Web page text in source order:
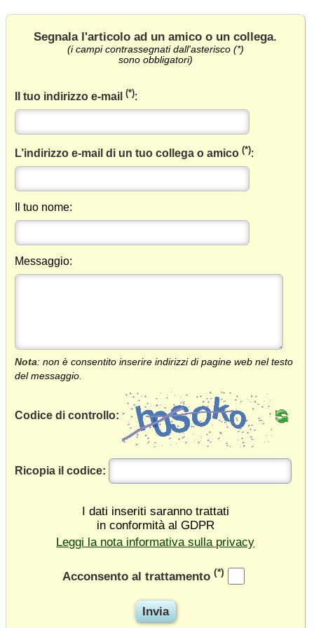
Segnala l'articolo ad un amico o un collega.
(i campi contrassegnati dall'asterisco (*)
sono obbligatori)
Il tuo indirizzo e-mail(*):
L’indirizzo e-mail di un tuo collega o amico(*):
Il tuo nome:
Messaggio:
Nota: non è consentito inserire indirizzi di pagine web nel testo
del messaggio.
Codice di controllo:
Ricopia il codice:
I dati inseriti saranno trattati
in conformità al GDPR
Leggi la nota informativa sulla privacy
Acconsento al trattamento (*)